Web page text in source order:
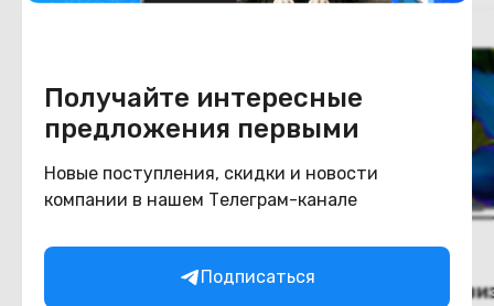
Получайте интересные
предложения первыми
Новые поступления, скидки и новости
компании в нашем Телеграм-канале
Подписаться
(Новый) Телевизор Haier
(Новый)